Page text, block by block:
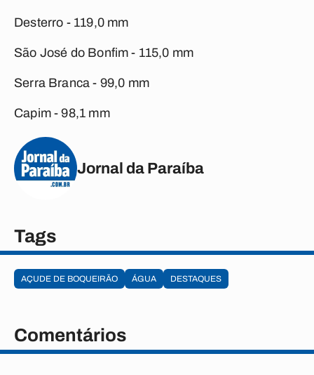
Desterro - 119,0 mm
São José do Bonfim - 115,0 mm
Serra Branca - 99,0 mm
Capim - 98,1 mm
Jornal da Paraíba
Tags
AÇUDE DE BOQUEIRÃO ÁGUA DESTAQUES
Comentários